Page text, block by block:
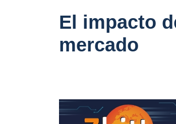
El impacto
mercado